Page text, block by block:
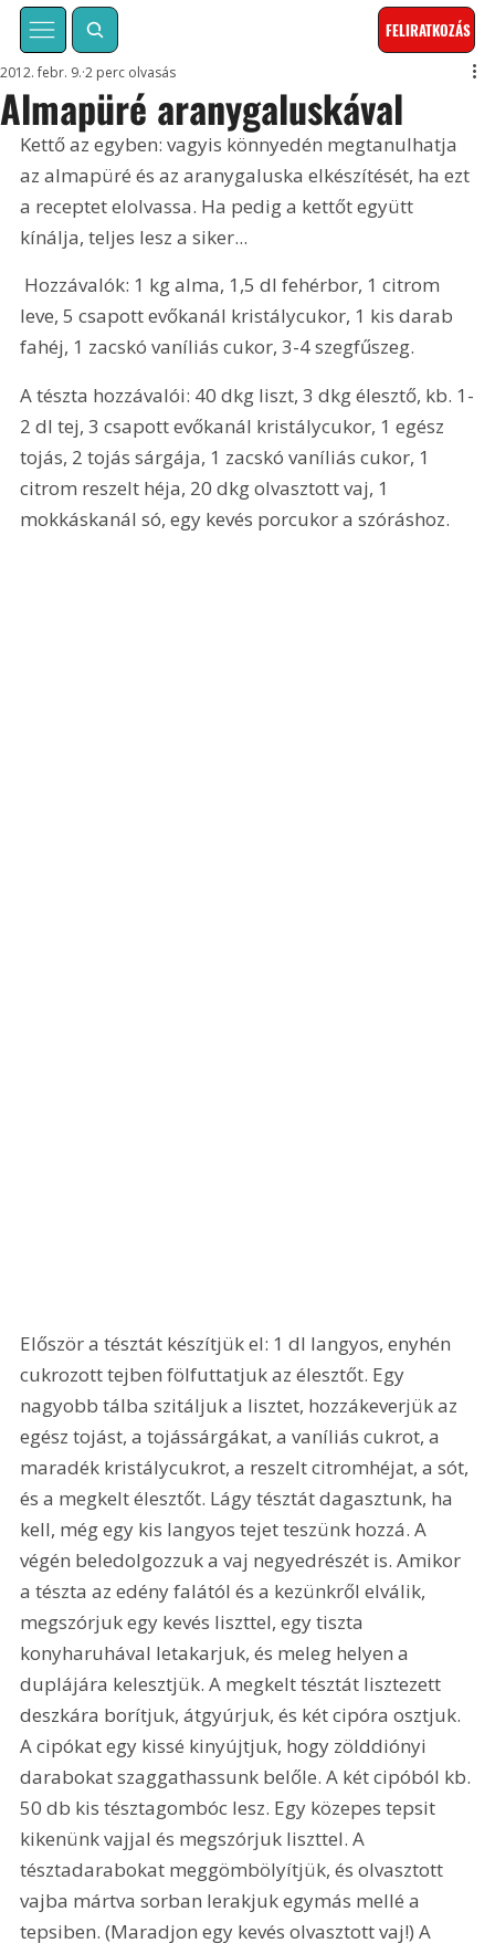
FELIRATKOZÁS
Almapüré aranygaluskával
2012. febr. 9. 2 perc olvasás
Kettő az egyben: vagyis könnyedén megtanulhatja
az almapüré és az aranygaluska elkészítését, ha ezt
a receptet elolvassa. Ha pedig a kettőt együtt
kínálja, teljes lesz a siker...
leve, 5 csapott evőkanál kristálycukor, 1 kis darab
fahéj, 1 zacskó vaníliás cukor, 3-4 szegfűszeg.
A tészta hozzávalói: 40 dkg liszt, 3 dkg élesztő, kb. 1-
2 dl tej, 3 csapott evőkanál kristálycukor, 1 egész
tojás, 2 tojás sárgája, 1 zacskó vaníliás cukor, 1
citrom reszelt héja, 20 dkg olvasztott vaj, 1
mokkáskanál só, egy kevés porcukor a szóráshoz.
Először a tésztát készítjük el: 1 dl langyos, enyhén
cukrozott tejben fölfuttatjuk az élesztőt. Egy
nagyobb tálba szitáljuk a lisztet, hozzákeverjük az
egész tojást, a tojássárgákat, a vaníliás cukrot, a
maradék kristálycukrot, a reszelt citromhéjat, a sót,
és a megkelt élesztőt. Lágy tésztát dagasztunk, ha
kell, még egy kis langyos tejet teszünk hozzá. A
végén beledolgozzuk a vaj negyedrészét is. Amikor
a tészta az edény falától és a kezünkről elválik,
megszórjuk egy kevés liszttel, egy tiszta
konyharuhával letakarjuk, és meleg helyen a
duplájára kelesztjük. A megkelt tésztát lisztezett
deszkára borítjuk, átgyúrjuk, és két cipóra osztjuk.
A cipókat egy kissé kinyújtjuk, hogy zölddiónyi
darabokat szaggathassunk belőle. A két cipóból kb.
50 db kis tésztagombóc lesz. Egy közepes tepsit
kikenünk vajjal és megszórjuk liszttel. A
tésztadarabokat meggömbölyítjük, és olvasztott
vajba mártva sorban lerakjuk egymás mellé a
tepsiben. (Maradjon egy kevés olvasztott vaj!) A